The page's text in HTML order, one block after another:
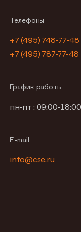
Телефоны
+7 (495) 748-77-48
+7 (495) 787-77-48
График работы
пн-пт : 09:00-18:00
E-mail
info@cse.ru